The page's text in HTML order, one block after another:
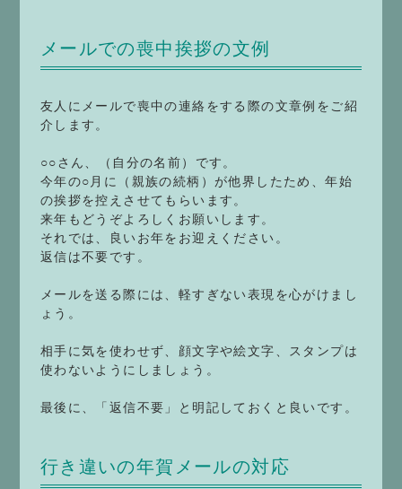
メールでの喪中挨拶の文例
友人にメールで喪中の連絡をする際の文章例をご紹
介します。
○○さん、（自分の名前）です。
今年の○月に（親族の続柄）が他界したため、年始
の挨拶を控えさせてもらいます。
来年もどうぞよろしくお願いします。
それでは、良いお年をお迎えください。
返信は不要です。
メールを送る際には、軽すぎない表現を心がけまし
ょう。
相手に気を使わせず、顔文字や絵文字、スタンプは
使わないようにしましょう。
最後に、「返信不要」と明記しておくと良いです。
行き違いの年賀メールの対応